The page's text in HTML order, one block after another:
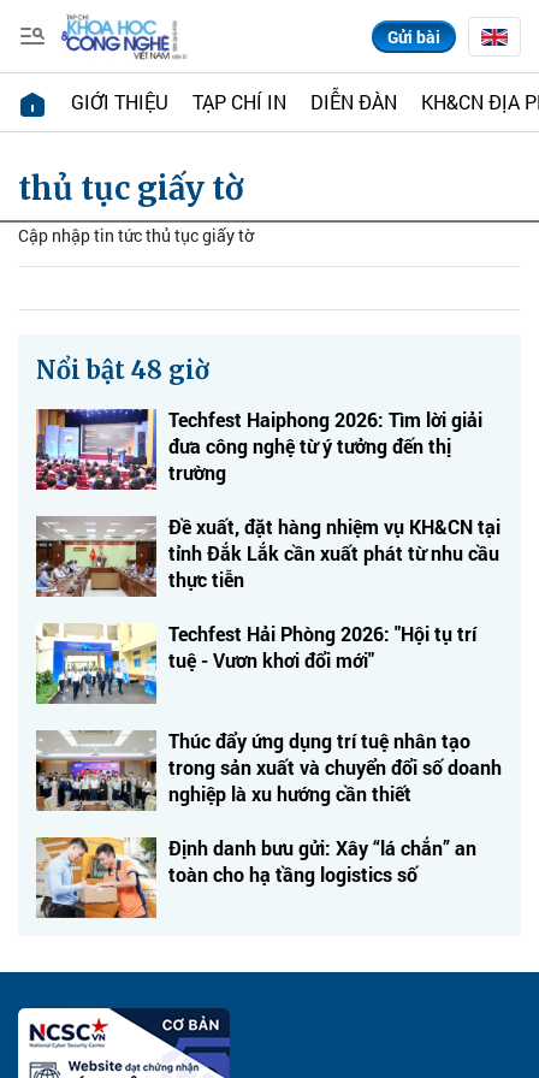
Gửi bài
GIỚI THIỆU TẠP CHÍ IN DIỄN ĐÀN KH&CN ĐỊA
thủ tục giấy tờ
Cập nhập tin tức thủ tục giấy tờ
Nổi bật 48 giờ
Techfest Haiphong 2026: Tìm lời giải
đưa công nghệ từ ý tưởng đến thị
trường
Đề xuất, đặt hàng nhiệm vụ KH&CN tại
tỉnh Đắk Lắk cần xuất phát từ nhu cầu
thực tiễn
Techfest Hải Phòng 2026: "Hội tụ trí
tuệ - Vươn khơi đổi mới"
Thúc đẩy ứng dụng trí tuệ nhân tạo
trong sản xuất và chuyển đổi số doanh
nghiệp là xu hướng cần thiết
Định danh bưu gửi: Xây “lá chắn” an
toàn cho hạ tầng logistics số